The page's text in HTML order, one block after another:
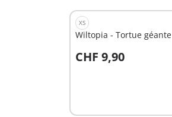
XS
Wiltopia - Tortue géante
CHF 9,90
Au panier